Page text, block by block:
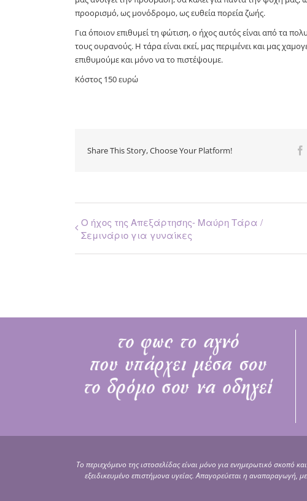
προορισμό, ως μονόδρομο, ως ευθεία πορεία ζωής.
Για όποιον επιθυμεί τη φώτιση, ο ήχος αυτός είναι από τα
τους ουρανούς. Η τάρα είναι εκεί, μας περιμένει και μας
επιθυμούμε και μόνο να το πιστέψουμε.
Κόστος 150 ευρώ
Share This Story, Choose Your Platform!
Ο ήχος της Απεξάρτησης- Μαύρη Τάρα /
Σεμινάριο για γυναίκες
Το περιεχόμενο της ιστοσελίδας είναι μόνο για ενημερωτικό σκοπό
εξειδικευμένο επιστήμονα υγείας. Απαγορεύεται η